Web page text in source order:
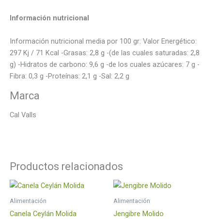
Información nutricional
Información nutricional media por 100 gr: Valor Energético:
297 Kj / 71 Kcal -Grasas: 2,8 g -(de las cuales saturadas: 2,8
g) -Hidratos de carbono: 9,6 g -de los cuales azúcares: 7 g -
Fibra: 0,3 g -Proteínas: 2,1 g -Sal: 2,2 g
Marca
Cal Valls
Productos relacionados
Alimentación
Canela Ceylán Molida
Alimentación
Jengibre Molido